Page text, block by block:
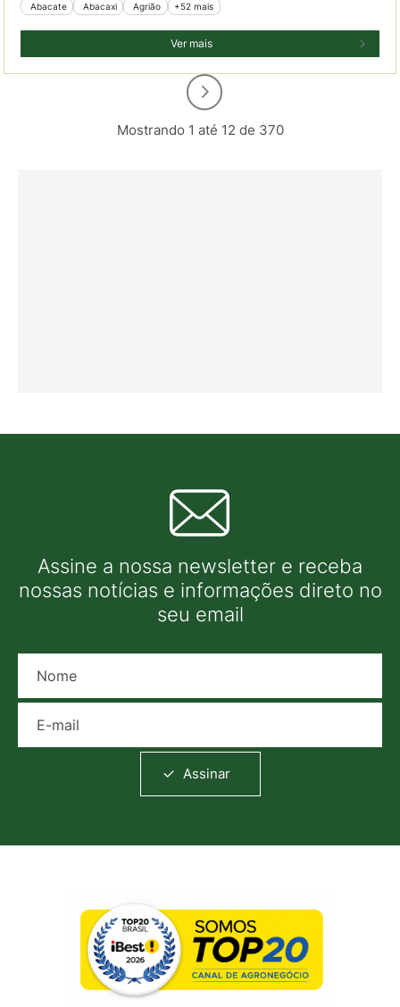
Abacate Abacaxi Agrião +52 mais
Ver mais
Mostrando 1 até 12 de 370
Assine a nossa newsletter e receba
nossas notícias e informações direto no
seu email
Assinar